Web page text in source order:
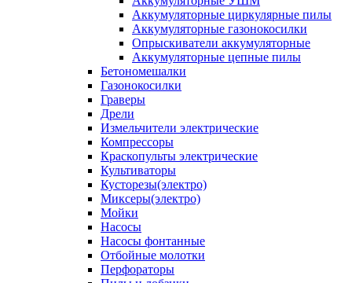
Аккумуляторные циркулярные пилы
Аккумуляторные газонокосилки
Опрыскиватели аккумуляторные
Аккумуляторные цепные пилы
Бетономешалки
Газонокосилки
Граверы
Дрели
Измельчители электрические
Компрессоры
Краскопульты электрические
Культиваторы
Кусторезы(электро)
Миксеры(электро)
Мойки
Насосы
Насосы фонтанные
Отбойные молотки
Перфораторы